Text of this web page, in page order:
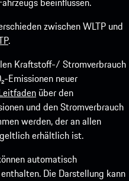
zwischen WLTP und
.
Kraftstoff-/ Stromverbrauch
Emissionen neuer
über den
und den Stromverbrauch
werden, der an allen
erhältlich ist.
automatisch
Die Darstellung kann